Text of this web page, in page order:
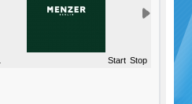
Start Stop